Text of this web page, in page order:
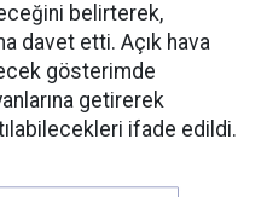
belirterek,
davet etti. Açık hava
gösterimde
getirerek
ifade edildi.